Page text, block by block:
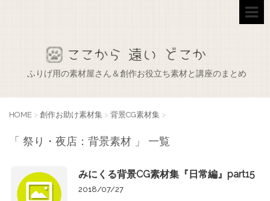
ふりげ用の素材屋さん＆創作お役立ち素材と講座のまとめ
HOME > 創作お助け素材集 > 背景CG素材集 >
「 祭り・夜店：背景素材 」 一覧
みにくる背景CG素材集『日常編』part15
2018/07/27